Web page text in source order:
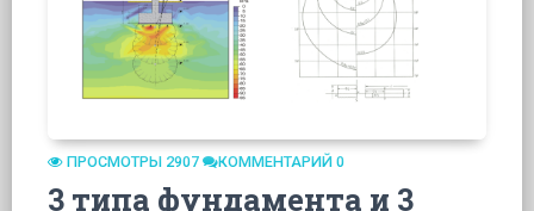
ПРОСМОТРЫ 2907 КОММЕНТАРИЙ 0
3 типа фундамента и 3